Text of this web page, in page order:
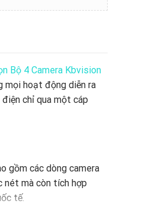
Bộ 4 Camera Kbvision
mọi hoạt động diễn ra
chỉ qua một cáp
gồm các dòng camera
nét mà còn tích hợp
tế.